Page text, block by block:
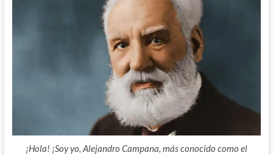
¡Hola! ¡Soy yo, Alejandro Campana, más conocido como el